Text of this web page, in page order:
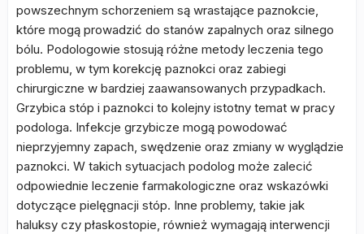
powszechnym schorzeniem są wrastające paznokcie,
które mogą prowadzić do stanów zapalnych oraz silnego
bólu. Podologowie stosują różne metody leczenia tego
problemu, w tym korekcję paznokci oraz zabiegi
chirurgiczne w bardziej zaawansowanych przypadkach.
Grzybica stóp i paznokci to kolejny istotny temat w pracy
podologa. Infekcje grzybicze mogą powodować
nieprzyjemny zapach, swędzenie oraz zmiany w wyglądzie
paznokci. W takich sytuacjach podolog może zalecić
odpowiednie leczenie farmakologiczne oraz wskazówki
dotyczące pielęgnacji stóp. Inne problemy, takie jak
haluksy czy płaskostopie, również wymagają interwencji